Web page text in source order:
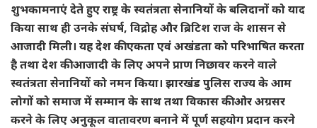
शुभकामनाएं देते हुए राष्ट्र के स्वतंत्रता सेनानियों के बलिदानों को याद
किया साथ ही उनके संघर्ष, विद्रोह और ब्रिटिश राज के शासन से
आजादी मिली। यह देश की एकता एवं अखंडता को परिभाषित करता
है तथा देश की आजादी के लिए अपने प्राण निछावर करने वाले
स्वतंत्रता सेनानियों को नमन किया। झारखंड पुलिस राज्य के आम
लोगों को समाज में सम्मान के साथ तथा विकास की ओर अग्रसर
करने के लिए अनुकूल वातावरण बनाने में पूर्ण सहयोग प्रदान करने